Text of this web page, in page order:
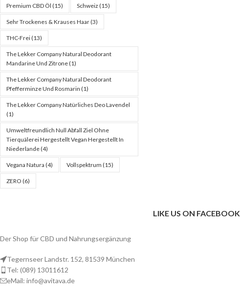
Premium CBD Öl (15) Schweiz (15)
Sehr Trockenes & Krauses Haar(3)
THC-Frei(13)
The Lekker Company Natural Deodorant
Mandarine Und Zitrone(1)
The Lekker Company Natural Deodorant
Pfefferminze Und Rosmarin (1)
The Lekker Company Natürliches Deo Lavendel
(1)
Umweltfreundlich Null Abfall Ziel Ohne
Tierquälerei Hergestellt Vegan Hergestellt In
Niederlande(4)
Vegana Natura (4) Vollspektrum (15)
ZERO (6)
Der Shop für CBD und Nahrungsergänzung
Tegernseer Landstr. 152, 81539 München
Tel: (089) 13011612
eMail: info@avitava.de
LIKE US ON FACEBOOK